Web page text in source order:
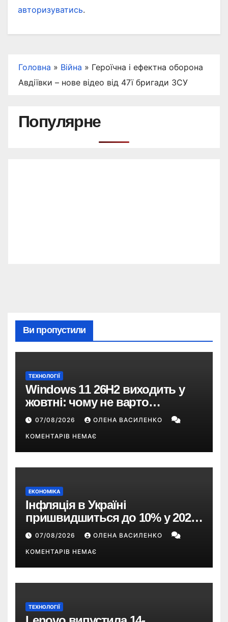
авторизуватись.
Головна » Війна » Героїчна і ефектна оборона
Авдіївки – нове відео від 47ї бригади ЗСУ
Популярне
Ви пропустили
ТЕХНОЛОГІЇ
Windows 11 26H2 виходить у
жовтні: чому не варто
пропускати це оновлення
07/08/2026 ОЛЕНА ВАСИЛЕНКО
КОМЕНТАРІВ НЕМАЄ
ЕКОНОМІКА
Інфляція в Україні
пришвидшиться до 10% у 2026
році — прогноз НБУ
07/08/2026 ОЛЕНА ВАСИЛЕНКО
КОМЕНТАРІВ НЕМАЄ
ТЕХНОЛОГІЇ